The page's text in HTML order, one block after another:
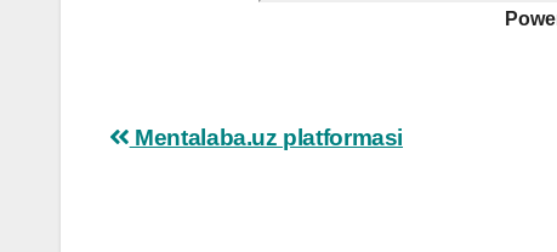
Post
Mentalaba.uz platformasi